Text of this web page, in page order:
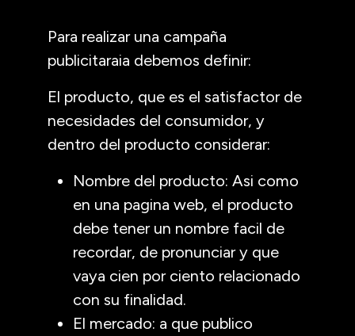
Para realizar una campaña
publicitaraia debemos definir:
El producto, que es el satisfactor de
necesidades del consumidor, y
dentro del producto considerar:
Nombre del producto: Asi como
en una pagina web, el producto
debe tener un nombre facil de
recordar, de pronunciar y que
vaya cien por ciento relacionado
con su finalidad.
El mercado: a que publico